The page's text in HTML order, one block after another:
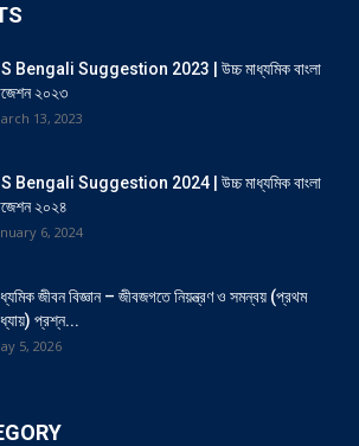
Bengali Suggestion 2023 | উচ্চ মাধ্যমিক বাংলা
২০২৩
13, 2023
Bengali Suggestion 2024 | উচ্চ মাধ্যমিক বাংলা
২০২৪
6, 2024
জীবন বিজ্ঞান – জীবজগতে নিয়ন্ত্রণ ও সমন্বয় (প্রথম
প্রশ্ন...
5, 2026